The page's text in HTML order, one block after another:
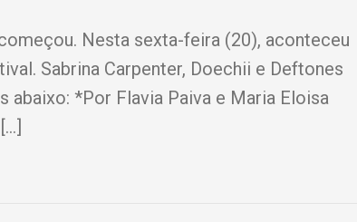
Nesta sexta-feira (20), aconteceu
Sabrina Carpenter, Doechii e Deftones
abaixo: *Por Flavia Paiva e Maria Eloisa